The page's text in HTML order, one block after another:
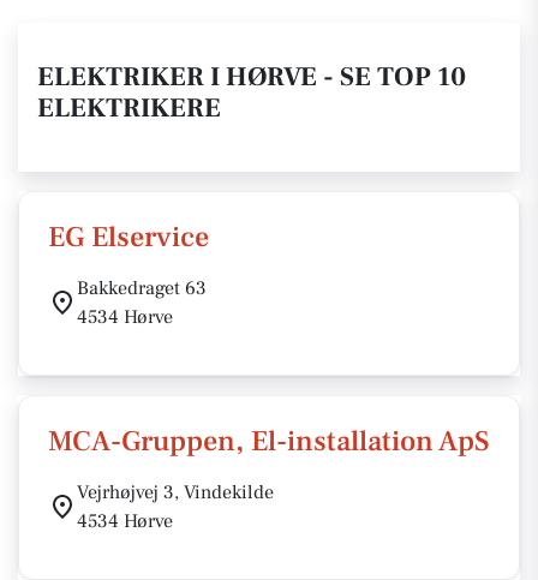
ELEKTRIKER I HØRVE - SE TOP 10
ELEKTRIKERE
EG Elservice
Bakkedraget 63
4534 Hørve
MCA-Gruppen, El-installation ApS
Vejrhøjvej 3, Vindekilde
4534 Hørve